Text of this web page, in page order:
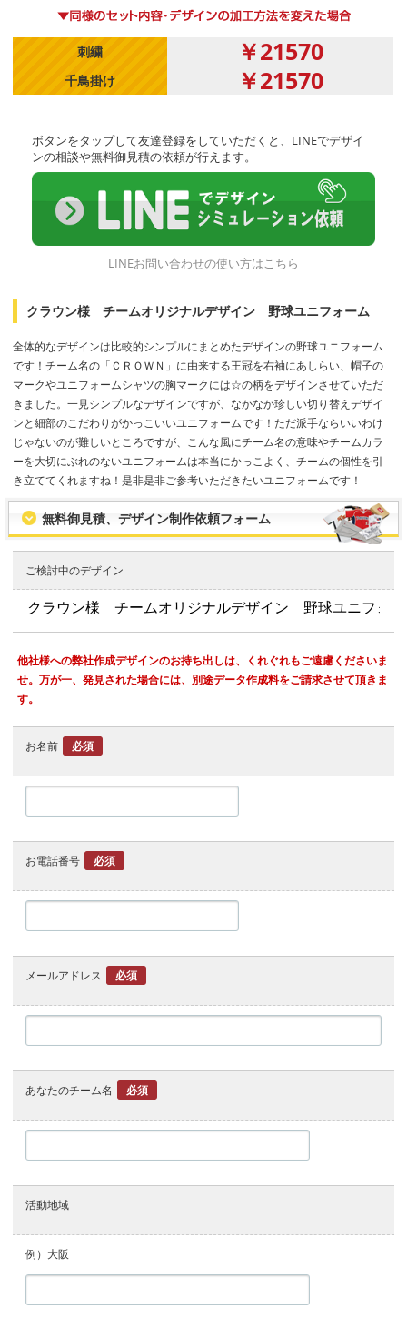
刺繍 ￥21570
千鳥掛け ￥21570
ボタンをタップして友達登録をしていただくと、LINEでデザイ
ンの相談や無料御見積の依頼が行えます。
LINEお問い合わせの使い方はこちら
クラウン様 チームオリジナルデザイン 野球ユニフォーム
全体的なデザインは比較的シンプルにまとめたデザインの野球ユニフォーム
です！チーム名の「ＣＲＯＷＮ」に由来する王冠を右袖にあしらい、帽子の
マークやユニフォームシャツの胸マークには☆の柄をデザインさせていただ
きました。一見シンプルなデザインですが、なかなか珍しい切り替えデザイ
ンと細部のこだわりがかっこいいユニフォームです！ただ派手ならいいわけ
じゃないのが難しいところですが、こんな風にチーム名の意味やチームカラ
ーを大切にぶれのないユニフォームは本当にかっこよく、チームの個性を引
き立ててくれますね！是非是非ご参考いただきたいユニフォームです！
無料御見積、デザイン制作依頼フォーム
ご検討中のデザイン
他社様への弊社作成デザインのお持ち出しは、くれぐれもご遠慮くださいま
せ。万が一、発見された場合には、別途データ作成料をご請求させて頂きま
す。
お名前 必須
お電話番号 必須
メールアドレス 必須
あなたのチーム名 必須
活動地域
例）大阪